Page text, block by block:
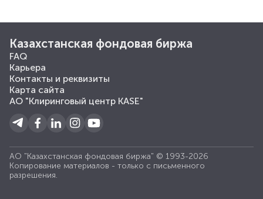
Казахстанская фондовая биржа
FAQ
Карьера
Контакты и реквизиты
Карта сайта
АО "Клиринговый центр KASE"
АО "Казахстанская фондовая биржа" © 1993-2026
Копирование материалов - только с письменного
разрешения.